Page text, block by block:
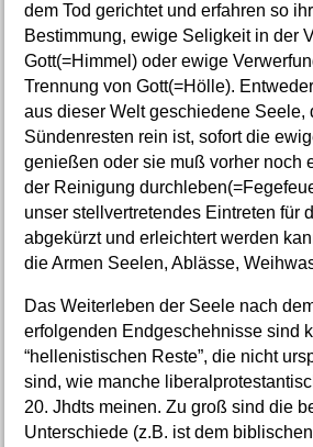
dem Tod gerichtet und erfahren so
Bestimmung, ewige Seligkeit in der
Gott(=Himmel) oder ewige
Trennung von Gott(=Hölle).
aus dieser Welt geschiedene Seele,
Sündenresten rein ist, sofort die
genießen oder sie muß vorher noch
der Reinigung
unser stellvertretendes Eintreten für
abgekürzt und erleichtert werden
die Armen Seelen, Ablässe,
Das Weiterleben der Seele nach
erfolgenden Endgeschehnisse sind
“hellenistischen Reste”, die nicht
sind, wie manche
20. Jhdts meinen. Zu groß sind die
Unterschiede (z.B. ist dem